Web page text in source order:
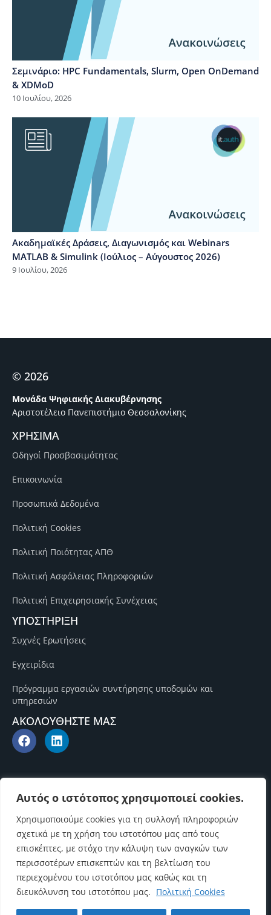
Αυτός ο ιστότοπος χρησιμοποιεί cookies.
Χρησιμοποιούμε cookies για τη συλλογή πληροφοριών
σχετικά με τη χρήση του ιστοτόπου μας από τους
επισκέπτες, με στόχο την κάλυψη των αναγκών των
περισσοτέρων επισκεπτών και τη βελτίωση του
περιεχομένου του ιστοτόπου μας καθώς και τη
διευκόλυνση του ιστοτόπου μας. Πολιτική Cookies
Σεμινάριο: HPC Fundamentals, Slurm, Open OnDemand
& XDMoD
10 Ιουλίου, 2026
Ακαδημαϊκές Δράσεις, Διαγωνισμός και Webinars
MATLAB & Simulink (Ιούλιος – Αύγουστος 2026)
9 Ιουλίου, 2026
© 2026
Μονάδα Ψηφιακής Διακυβέρνησης
Αριστοτέλειο Πανεπιστήμιο Θεσσαλονίκης
ΧΡΗΣΙΜΑ
Οδηγοί Προσβασιμότητας
Επικοινωνία
Προσωπικά Δεδομένα
Πολιτική Cookies
Πολιτική Ποιότητας ΑΠΘ
Πολιτική Ασφάλειας Πληροφοριών
Πολιτική Επιχειρησιακής Συνέχειας
ΥΠΟΣΤΗΡΙΞΗ
Συχνές Ερωτήσεις
Εγχειρίδια
Πρόγραμμα εργασιών συντήρησης υποδομών και
υπηρεσιών
ΑΚΟΛΟΥΘΗΣΤΕ ΜΑΣ